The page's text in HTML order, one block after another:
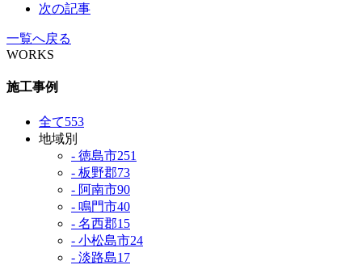
次の記事
一覧へ戻る
WORKS
施工事例
全て553
地域別
- 徳島市251
- 板野郡73
- 阿南市90
- 鳴門市40
- 名西郡15
- 小松島市24
- 淡路島17